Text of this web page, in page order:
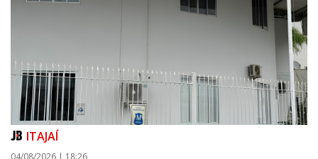
ITAJAÍ
04/08/2026 | 18:26